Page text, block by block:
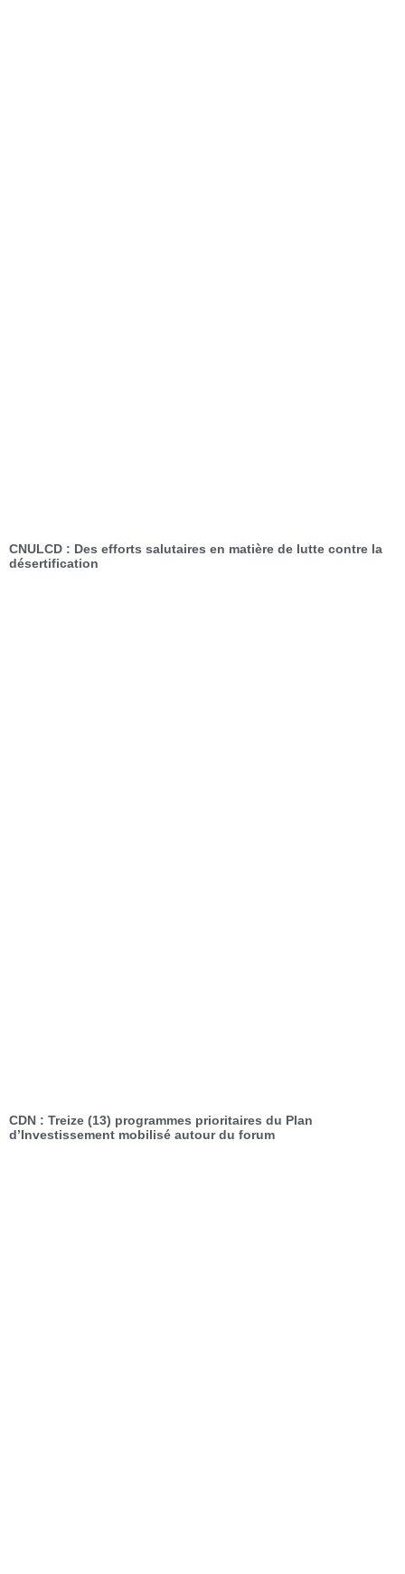
CNULCD : Des efforts salutaires en matière de lutte contre la
désertification
CDN : Treize (13) programmes prioritaires du Plan
d’Investissement mobilisé autour du forum